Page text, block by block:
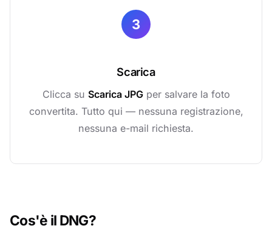
3
Scarica
Clicca su Scarica JPGper salvare la foto
convertita. Tutto qui — nessuna registrazione,
nessuna e-mail richiesta.
Cos'è il DNG?